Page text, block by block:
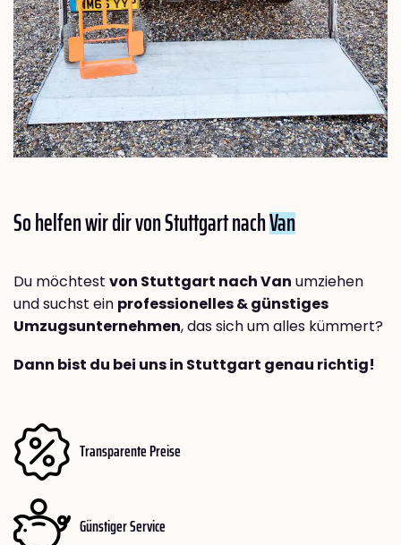
So helfen wir dir von Stuttgart nachVan
Du möchtest von Stuttgart nach Van umziehen
und suchst ein professionelles & günstiges
Umzugsunternehmen, das sich um alles kümmert?
Dann bist du bei uns in Stuttgart genau richtig!
Transparente Preise
Günstiger Service